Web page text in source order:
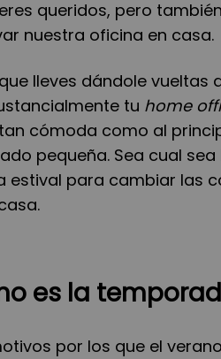
queridos, pero
nuestra oficina en casa.
lleves dándole
tu home
cómoda como al
pequeña. Sea cual
estival para cambiar las
es la
por los que el